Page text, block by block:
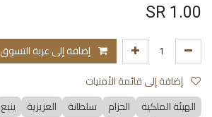
1.00
إضافة إلى عربة التسوق
الهيئة الملكية
الحزام سلطانة العزيزية ينبع